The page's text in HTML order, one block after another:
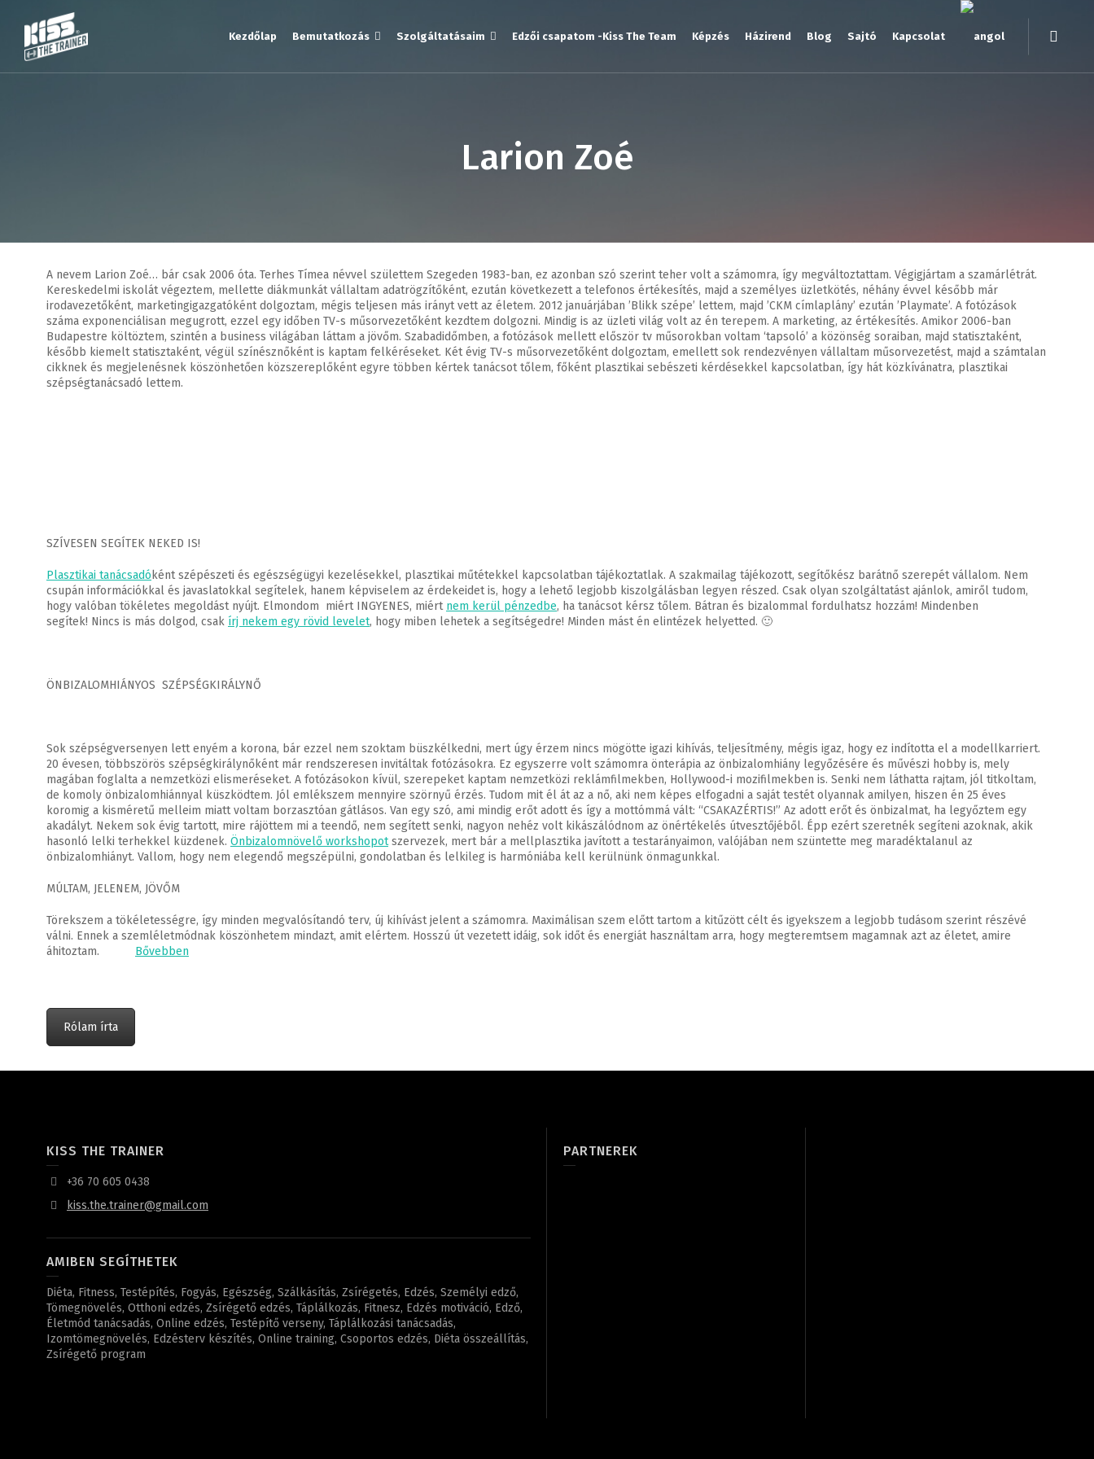
Kezdőlap Bemutatkozás Szolgáltatásaim Edzői csapatom -Kiss The Team Képzés Házirend Blog Sajtó Kapcsolat
Larion Zoé
A nevem Larion Zoé… bár csak 2006 óta. Terhes Tímea névvel születtem Szegeden 1983-ban, ez azonban szó szerint teher volt a számomra, így megváltoztattam. Végigjártam a szamárlétrát.
Kereskedelmi iskolát végeztem, mellette diákmunkát vállaltam adatrögzítőként, ezután következett a telefonos értékesítés, majd a személyes üzletkötés, néhány évvel később már
irodavezetőként, marketingigazgatóként dolgoztam, mégis teljesen más irányt vett az életem. 2012 januárjában ’Blikk szépe’ lettem, majd ’CKM címlaplány’ ezután ’Playmate’. A fotózások
száma exponenciálisan megugrott, ezzel egy időben TV-s műsorvezetőként kezdtem dolgozni. Mindig is az üzleti világ volt az én terepem. A marketing, az értékesítés. Amikor 2006-ban
Budapestre költöztem, szintén a business világában láttam a jövőm. Szabadidőmben, a fotózások mellett először tv műsorokban voltam ‘tapsoló’ a közönség soraiban, majd statisztaként,
később kiemelt statisztaként, végül színésznőként is kaptam felkéréseket. Két évig TV-s műsorvezetőként dolgoztam, emellett sok rendezvényen vállaltam műsorvezetést, majd a számtalan
cikknek és megjelenésnek köszönhetően közszereplőként egyre többen kértek tanácsot tőlem, főként plasztikai sebészeti kérdésekkel kapcsolatban, így hát közkívánatra, plasztikai
szépségtanácsadó lettem.
SZÍVESEN SEGÍTEK NEKED IS!
Plasztikai tanácsadó ként szépészeti és egészségügyi kezelésekkel, plasztikai műtétekkel kapcsolatban tájékoztatlak. A szakmailag tájékozott, segítőkész barátnő szerepét vállalom. Nem
csupán információkkal és javaslatokkal segítelek, hanem képviselem az érdekeidet is, hogy a lehető legjobb kiszolgálásban legyen részed. Csak olyan szolgáltatást ajánlok, amiről tudom,
hogy valóban tökéletes megoldást nyújt. Elmondom miért INGYENES, miért nem kerül pénzedbe, ha tanácsot kérsz tőlem. Bátran és bizalommal fordulhatsz hozzám! Mindenben
segítek! Nincs is más dolgod, csak írj nekem egy rövid levelet, hogy miben lehetek a segítségedre! Minden mást én elintézek helyetted. 🙂
ÖNBIZALOMHIÁNYOS SZÉPSÉGKIRÁLYNŐ
Sok szépségversenyen lett enyém a korona, bár ezzel nem szoktam büszkélkedni, mert úgy érzem nincs mögötte igazi kihívás, teljesítmény, mégis igaz, hogy ez indította el a modellkarriert.
20 évesen, többszörös szépségkirálynőként már rendszeresen invitáltak fotózásokra. Ez egyszerre volt számomra önterápia az önbizalomhiány legyőzésére és művészi hobby is, mely
magában foglalta a nemzetközi elismeréseket. A fotózásokon kívül, szerepeket kaptam nemzetközi reklámfilmekben, Hollywood-i mozifilmekben is. Senki nem láthatta rajtam, jól titkoltam,
de komoly önbizalomhiánnyal küszködtem. Jól emlékszem mennyire szörnyű érzés. Tudom mit él át az a nő, aki nem képes elfogadni a saját testét olyannak amilyen, hiszen én 25 éves
koromig a kisméretű melleim miatt voltam borzasztóan gátlásos. Van egy szó, ami mindig erőt adott és így a mottómmá vált: “CSAKAZÉRTIS!” Az adott erőt és önbizalmat, ha legyőztem egy
akadályt. Nekem sok évig tartott, mire rájöttem mi a teendő, nem segített senki, nagyon nehéz volt kikászálódnom az önértékelés útvesztőjéből. Épp ezért szeretnék segíteni azoknak, akik
hasonló lelki terhekkel küzdenek. Önbizalomnövelő workshopot szervezek, mert bár a mellplasztika javított a testarányaimon, valójában nem szüntette meg maradéktalanul az
önbizalomhiányt. Vallom, hogy nem elegendő megszépülni, gondolatban és lelkileg is harmóniába kell kerülnünk önmagunkkal.
MÚLTAM, JELENEM, JÖVŐM
Törekszem a tökéletességre, így minden megvalósítandó terv, új kihívást jelent a számomra. Maximálisan szem előtt tartom a kitűzött célt és igyekszem a legjobb tudásom szerint részévé
válni. Ennek a szemléletmódnak köszönhetem mindazt, amit elértem. Hosszú út vezetett idáig, sok időt és energiát használtam arra, hogy megteremtsem magamnak azt az életet, amire
áhitoztam. Bővebben
Rólam írta
KISS THE TRAINER
+36 70 605 0438
kiss.the.trainer@gmail.com
AMIBEN SEGÍTHETEK
Diéta, Fitness, Testépítés, Fogyás, Egészség, Szálkásítás, Zsírégetés, Edzés, Személyi edző,
Tömegnövelés, Otthoni edzés, Zsírégető edzés, Táplálkozás, Fitnesz, Edzés motiváció, Edző,
Életmód tanácsadás, Online edzés, Testépítő verseny, Táplálkozási tanácsadás,
Izomtömegnövelés, Edzésterv készítés, Online training, Csoportos edzés, Diéta összeállítás,
Zsírégető program
PARTNEREK